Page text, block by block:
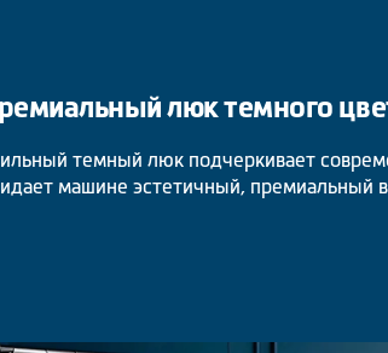
люк темного
темный люк подчеркивает
машине эстетичный, премиальный